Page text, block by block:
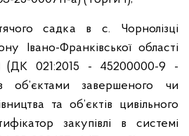
садка в с. Чорнолізці
Івано-Франківської області
(ДК 021:2015 - 45200000-9 -
об’єктами завершеного чи
та об’єктів цивільного
закупівлі в системі